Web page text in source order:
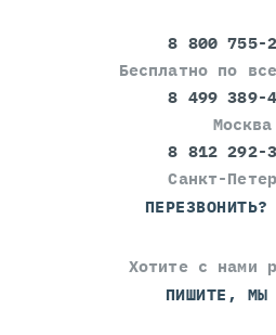
8 800 755-
Бесплатно по
8 499 389-
Москва
8 812 292-
Санкт-
Хотите с нами
ПИШИТЕ, МЫ